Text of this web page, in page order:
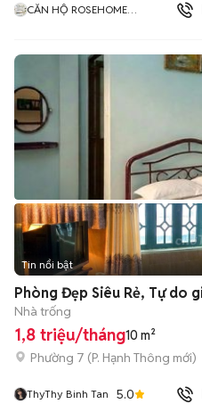
CĂN HỘ ROSEHOME
1
Tin nổi bật
Phòng Đẹp Siêu Rẻ, Tự do
Nhà trống
1,8 triệu/tháng10 m²
Phường 7 (P. Hạnh Thông mới)
ThyThy Binh Tan 5.0